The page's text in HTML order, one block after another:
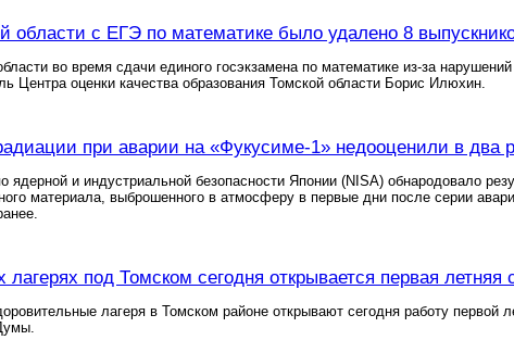
области с ЕГЭ по математике было удалено 8
во время сдачи единого госэкзамена по математике из-за
Центра оценки качества образования Томской области Борис Илюхин.
при аварии на «Фукусиме-1» недооценили в два
ядерной и индустриальной безопасности Японии (NISA) обнародовало
материала, выброшенного в атмосферу в первые дни после серии
лагерях под Томском сегодня открывается первая летняя
лагеря в Томском районе открывают сегодня работу